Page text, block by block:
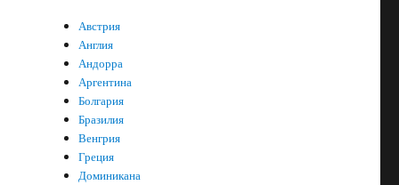
Австрия
Англия
Андорра
Аргентина
Болгария
Бразилия
Венгрия
Греция
Доминикана